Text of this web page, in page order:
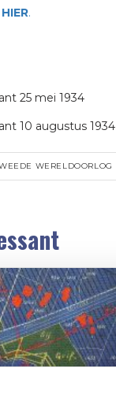
HIER.
25 mei 1934
10 augustus 1934
WERELDOORLOG